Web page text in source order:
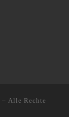
– Alle Rechte